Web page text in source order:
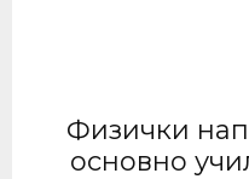
Физички
основно